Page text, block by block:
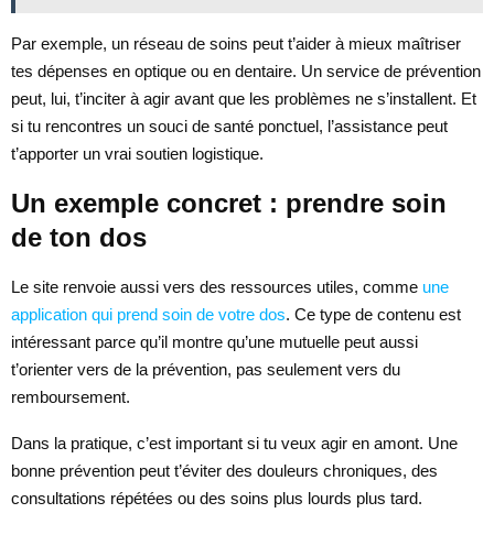
Par exemple, un réseau de soins peut t’aider à mieux maîtriser
tes dépenses en optique ou en dentaire. Un service de prévention
peut, lui, t’inciter à agir avant que les problèmes ne s’installent. Et
si tu rencontres un souci de santé ponctuel, l’assistance peut
t’apporter un vrai soutien logistique.
Un exemple concret : prendre soin
de ton dos
Le site renvoie aussi vers des ressources utiles, comme une
application qui prend soin de votre dos. Ce type de contenu est
intéressant parce qu’il montre qu’une mutuelle peut aussi
t’orienter vers de la prévention, pas seulement vers du
remboursement.
Dans la pratique, c’est important si tu veux agir en amont. Une
bonne prévention peut t’éviter des douleurs chroniques, des
consultations répétées ou des soins plus lourds plus tard.